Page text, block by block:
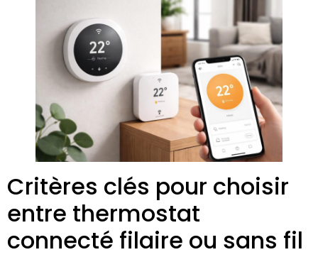
Critères clés pour choisir
entre thermostat
connecté filaire ou sans fil